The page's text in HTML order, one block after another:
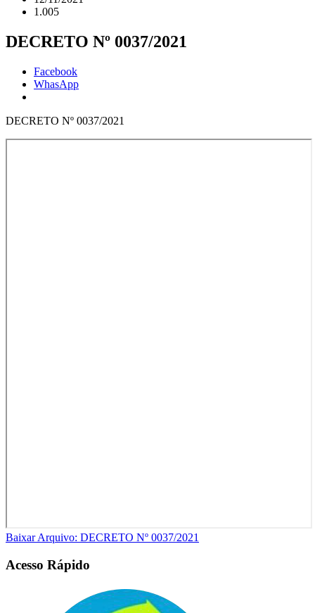
1.005
DECRETO Nº 0037/2021
Facebook
WhasApp
DECRETO Nº 0037/2021
Baixar Arquivo: DECRETO Nº 0037/2021
Acesso Rápido